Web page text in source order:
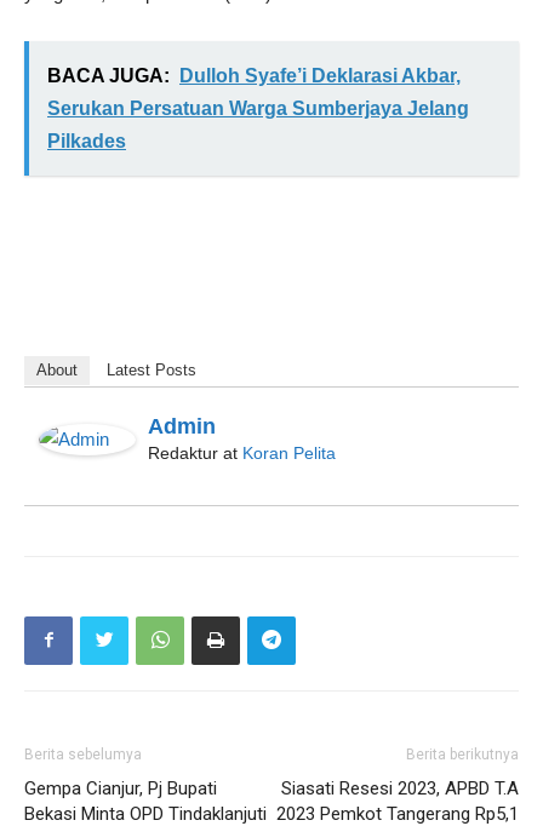
BACA JUGA:
Dulloh Syafe’i Deklarasi Akbar,
Serukan Persatuan Warga Sumberjaya Jelang
Pilkades
About Latest Posts
Admin
Redaktur at Koran Pelita
Berita sebelumya
Gempa Cianjur, Pj Bupati
Bekasi Minta OPD Tindaklanjuti
Berita berikutnya
Siasati Resesi 2023, APBD T.A
2023 Pemkot Tangerang Rp5,1